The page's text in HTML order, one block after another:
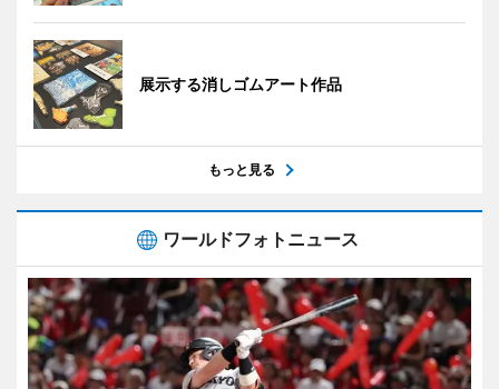
展示する消しゴムアート作品
もっと見る
ワールドフォトニュース